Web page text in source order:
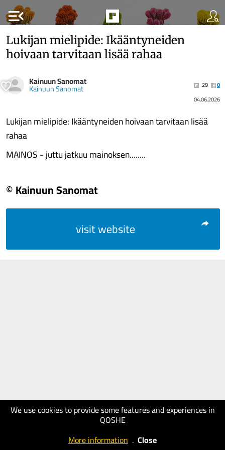
menu_open
We use cookies to provide some features and experiences in
QOSHE
More information . Close
Lukijan mielipide: Ikääntyneiden
hoivaan tarvitaan lisää rahaa
Kainuun Sanomat
Kainuun Sanomat 29
0
04.06.2026
Lukijan mielipide: Ikääntyneiden hoivaan tarvitaan lisää
rahaa
MAINOS - juttu jatkuu mainoksen........
© Kainuun Sanomat
visit website